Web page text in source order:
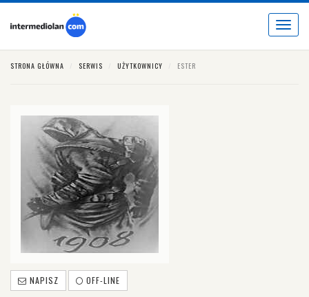
Toggle
STRONA GŁÓWNA SERWIS UŻYTKOWNICY ESTER
NAPISZ OFF-LINE